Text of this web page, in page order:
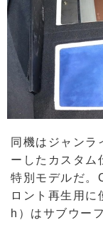
同機はジャンラ
ーしたカスタム
特別モデルだ
ロント再生用
h）はサブウー